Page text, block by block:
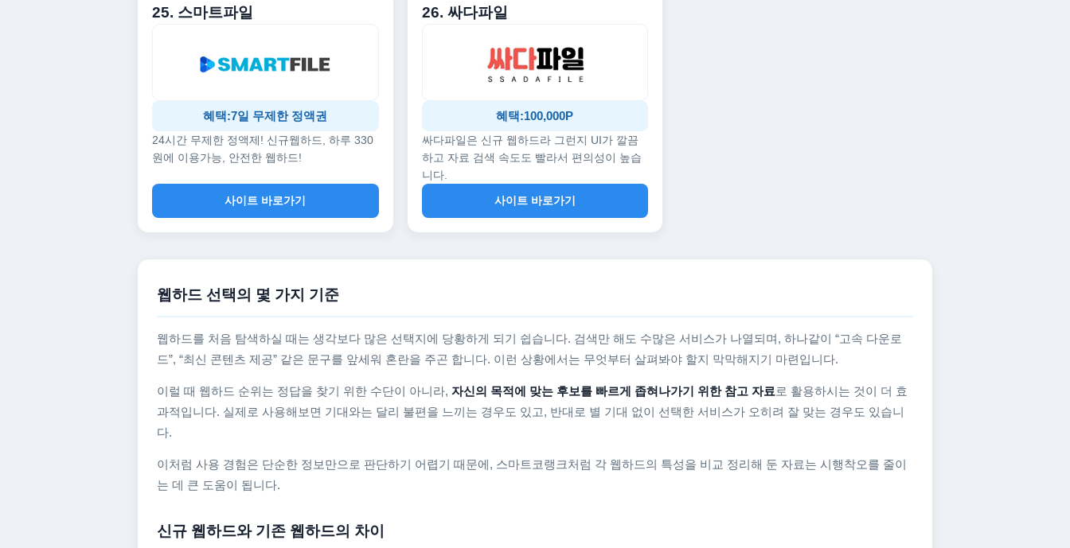
25. 스마트파일
혜택:7일 무제한 정액권
24시간 무제한 정액제! 신규웹하드, 하루 330
원에 이용가능, 안전한 웹하드!
사이트 바로가기
26. 싸다파일
혜택:100,000P
싸다파일은 신규 웹하드라 그런지 UI가 깔끔
하고 자료 검색 속도도 빨라서 편의성이 높습
니다.
사이트 바로가기
웹하드 선택의 몇 가지 기준
웹하드를 처음 탐색하실 때는 생각보다 많은 선택지에 당황하게 되기 쉽습니다. 검색만 해도 수많은 서비스가 나열되며, 하나같이 “고속 다운로
드”, “최신 콘텐츠 제공” 같은 문구를 앞세워 혼란을 주곤 합니다. 이런 상황에서는 무엇부터 살펴봐야 할지 막막해지기 마련입니다.
이럴 때 웹하드 순위는 정답을 찾기 위한 수단이 아니라, 자신의 목적에 맞는 후보를 빠르게 좁혀나가기 위한 참고 자료 로 활용하시는 것이 더 효
과적입니다. 실제로 사용해보면 기대와는 달리 불편을 느끼는 경우도 있고, 반대로 별 기대 없이 선택한 서비스가 오히려 잘 맞는 경우도 있습니
다.
이처럼 사용 경험은 단순한 정보만으로 판단하기 어렵기 때문에, 스마트코랭크처럼 각 웹하드의 특성을 비교 정리해 둔 자료는 시행착오를 줄이
는 데 큰 도움이 됩니다.
신규 웹하드와 기존 웹하드의 차이